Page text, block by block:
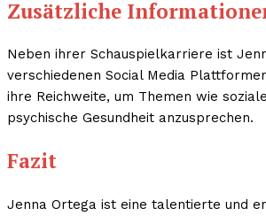
Zusätzliche
Neben ihrer Schauspielkarriere ist
verschiedenen Social Media
ihre Reichweite, um Themen wie
psychische Gesundheit anzusprechen.
Fazit
Jenna Ortega ist eine talentierte und